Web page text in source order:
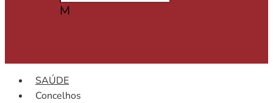
M
SAÚDE
Concelhos